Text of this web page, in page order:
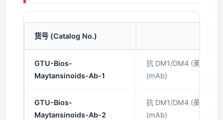
货号 (Catalog No.)
GTU-Bios-
Maytansinoids-Ab-1
抗 DM1/DM4 (美登素)
(mAb)
GTU-Bios-
Maytansinoids-Ab-2
抗 DM1/DM4 (美登素)
(mAb)